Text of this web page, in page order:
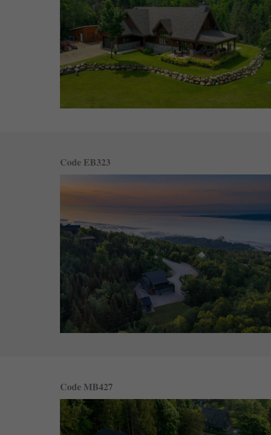
Code EB323
Code MB427